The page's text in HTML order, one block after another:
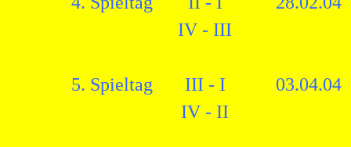
IV - III
5. Spieltag III - I
03.04.04
IV - II